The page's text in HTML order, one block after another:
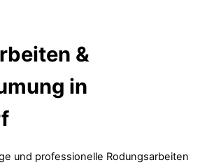
&
in
und professionelle Rodungsarbeiten